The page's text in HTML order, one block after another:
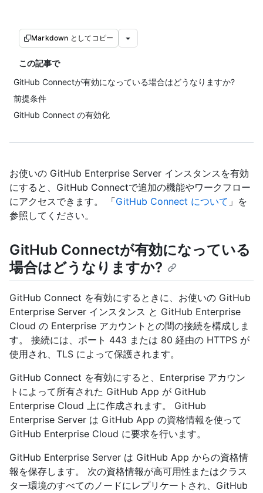
Markdown としてコピー
この記事で
GitHub Connectが有効になっている場合はどうなりますか?
前提条件
GitHub Connect の有効化
お使いの GitHub Enterprise Server インスタンスを有効
にすると、GitHub Connectで追加の機能やワークフロー
にアクセスできます。 「GitHub Connect について 」を
参照してください。
GitHub Connectが有効になっている
場合はどうなりますか?
GitHub Connect を有効にするときに、お使いの GitHub
Enterprise Server インスタンス と GitHub Enterprise
Cloud の Enterprise アカウントとの間の接続を構成しま
す。 接続には、ポート 443 または 80 経由の HTTPS が
使用され、TLS によって保護されます。
GitHub Connect を有効にすると、Enterprise アカウン
トによって所有された GitHub App が GitHub
Enterprise Cloud 上に作成されます。 GitHub
Enterprise Server は GitHub App の資格情報を使って
GitHub Enterprise Cloud に要求を行います。
GitHub Enterprise Server は GitHub App からの資格情
報を保存します。 次の資格情報が高可用性またはクラス
ター環境のすべてのノードにレプリケートされ、GitHub